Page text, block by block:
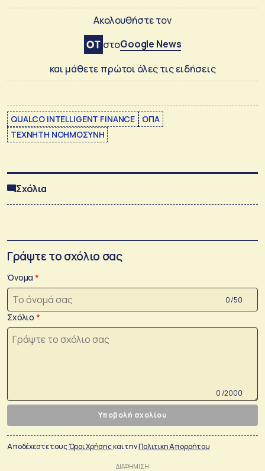
Ακολουθήστε τον
στοGoogle News
και μάθετε πρώτοι όλες τις ειδήσεις
QUALCO INTELLIGENT FINANCE
ΟΠΑ
ΤΕΧΝΗΤΗ ΝΟΗΜΟΣΥΝΗ
Σχόλια
Γράψτε το σχόλιο σας
Όνομα
0 /50
Σχόλιο
0 /2000
Υποβολή σχολίου
Αποδέχεστε τουςΌροι Χρήσηςκαι τηνΠολιτικη Απορρήτου